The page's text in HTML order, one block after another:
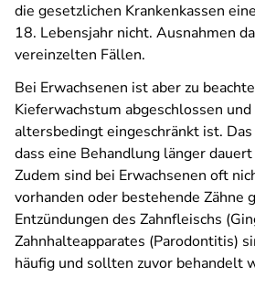
die gesetzlichen Krankenkassen
18. Lebensjahr nicht. Ausnahmen
vereinzelten Fällen.
Bei Erwachsenen ist aber zu
Kieferwachstum abgeschlossen
altersbedingt eingeschränkt ist. Das
dass eine Behandlung länger
Zudem sind bei Erwachsenen oft
vorhanden oder bestehende Zähne
Entzündungen des Zahnfleischs
Zahnhalteapparates (Parodontitis)
häufig und sollten zuvor behandelt